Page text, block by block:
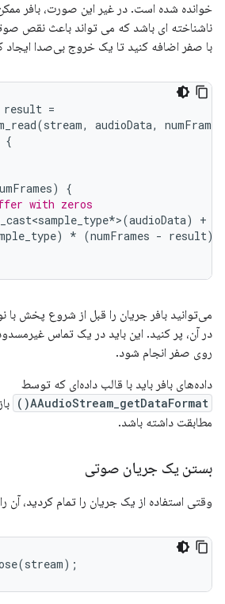
خوانده شده است. در غیر این صورت، بافر
ناشناخته ای باشد که می تواند باعث نقص
با صفر اضافه کنید تا یک خروج بی‌صدا ایجاد
result =
(stream, audioData, numFrames
{
)
{
with zeros
*>(audioData) +
) * (numFrames - result)
می‌توانید بافر جریان را قبل از شروع پخش با
روی صفر انجام شود.
داده‌های بافر باید با قالب داده‌ای که توسط
AAudioStream_getDataFormat()
مطابقت داشته باشد.
بستن یک جریان صوتی
وقتی استفاده از یک جریان را تمام کردید، آن
(stream);